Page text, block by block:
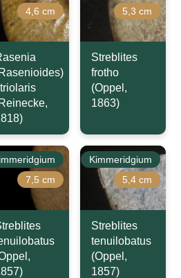
4,6 cm
5,3 cm
Streblites
frotho
(Oppel,
1863)
7,5 cm
Kimmeridgium
5,4 cm
Streblites
tenuilobatus
(Oppel,
1857)